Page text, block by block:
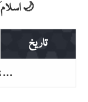
🌙 اسلام
تاریخ
ڈیٹا لوڈ ہو رہا ہے…